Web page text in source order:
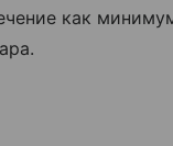
как